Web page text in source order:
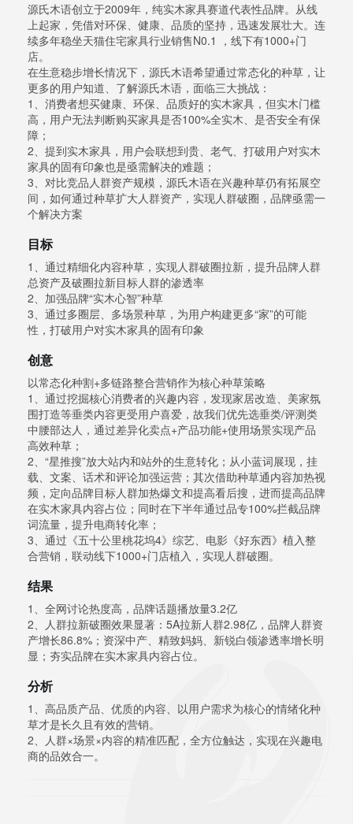
源氏木语创立于2009年，纯实木家具赛道代表性品牌。从线
上起家，凭借对环保、健康、品质的坚持，迅速发展壮大。连
续多年稳坐天猫住宅家具行业销售N0.1 ，线下有1000+门
店。
在生意稳步增长情况下，源氏木语希望通过常态化的种草，让
更多的用户知道、了解源氏木语，面临三大挑战：
1、消费者想买健康、环保、品质好的实木家具，但实木门槛
高，用户无法判断购买家具是否100%全实木、是否安全有保
障；
2、提到实木家具，用户会联想到贵、老气、打破用户对实木
家具的固有印象也是亟需解决的难题；
3、对比竞品人群资产规模，源氏木语在兴趣种草仍有拓展空
间，如何通过种草扩大人群资产，实现人群破圈，品牌亟需一
个解决方案
目标
1、通过精细化内容种草，实现人群破圈拉新，提升品牌人群
总资产及破圈拉新目标人群的渗透率
2、加强品牌“实木心智”种草
3、通过多圈层、多场景种草，为用户构建更多“家”的可能
性，打破用户对实木家具的固有印象
创意
以常态化种割+多链路整合营销作为核心种草策略
1、通过挖掘核心消费者的兴趣内容，发现家居改造、美家氛
围打造等垂类内容更受用户喜爱，故我们优先选垂类/评测类
中腰部达人，通过差异化卖点+产品功能+使用场景实现产品
高效种草；
2、“星推搜”放大站内和站外的生意转化；从小蓝词展现，挂
载、文案、话术和评论加强运营；其次借助种草通内容加热视
频，定向品牌目标人群加热爆文和提高看后搜，进而提高品牌
在实木家具内容占位；同时在下半年通过品专100%拦截品牌
词流量，提升电商转化率；
3、通过《五十公里桃花坞4》综艺、电影《好东西》植入整
合营销，联动线下1000+门店植入，实现人群破圈。
结果
1、全网讨论热度高，品牌话题播放量3.2亿
2、人群拉新破圈效果显著：5A拉新人群2.98亿，品牌人群资
产增长86.8%；资深中产、精致妈妈、新锐白领渗透率增长明
显；夯实品牌在实木家具内容占位。
分析
1、高品质产品、优质的内容、以用户需求为核心的情绪化种
草才是长久且有效的营销。
2、人群×场景×内容的精准匹配，全方位触达，实现在兴趣电
商的品效合一。